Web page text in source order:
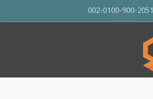
002-0100-900-2051